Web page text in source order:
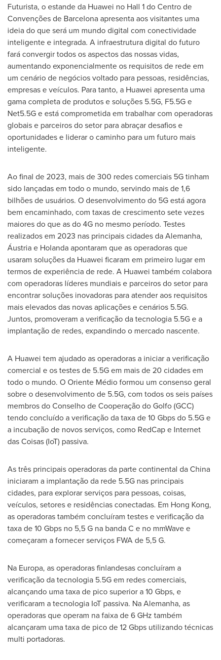
Futurista, o estande da Huawei no Hall 1 do Centro de
Convenções de Barcelonaapresenta aos visitantes uma
ideia do que será um mundo digital com conectividade
inteligente e integrada. A infraestrutura digital do futuro
fará convergir todos os aspectos das nossas vidas,
aumentando exponencialmente os requisitos de rede em
um cenário de negócios voltado para pessoas, residências,
empresas e veículos. Para tanto, a Huawei apresenta uma
gama completa de produtos e soluções 5.5G, F5.5G e
Net5.5G e está comprometida em trabalhar com operadoras
globais e parceiros do setor para abraçar desafios e
oportunidades e liderar o caminho para um futuro mais
inteligente.
Ao final de 2023, mais de 300 redes comerciais 5G tinham
sido lançadas em todo o mundo, servindo mais de 1,6
bilhões de usuários. O desenvolvimento do 5G está agora
bem encaminhado, com taxas de crescimento sete vezes
maiores do que as do 4G no mesmo período. Testes
realizados em 2023 nas principais cidades da Alemanha,
Áustria e Holanda apontaram que as operadoras que
usaram soluções da Huawei ficaram em primeiro lugar em
termos de experiência de rede. A Huawei também colabora
com operadoras líderes mundiais e parceiros do setor para
encontrar soluções inovadoras para atender aos requisitos
mais elevados das novas aplicações e cenários 5.5G.
Juntos, promoveram a verificação da tecnologia 5.5G e a
implantação de redes, expandindo o mercado nascente.
A Huawei tem ajudado as operadoras a iniciar a verificação
comercial e os testes de 5.5G em mais de 20 cidades em
todo o mundo. O Oriente Médio formou um consenso geral
sobre o desenvolvimento de 5.5G, com todos os seis países
membros do Conselho de Cooperação do Golfo (GCC)
tendo concluído a verificação da taxa de 10 Gbps do 5.5G e
a incubação de novos serviços, como RedCap e Internet
das Coisas (IoT) passiva.
As três principais operadoras da parte continental daChina
iniciaram a implantação da rede 5.5G nas principais
cidades, para explorar serviços para pessoas, coisas,
veículos, setores e residências conectadas. Em Hong Kong,
as operadoras também concluíram testes e verificação da
taxa de 10 Gbps no 5,5 G na banda C e no mmWave e
começaram a fornecer serviços FWA de 5,5 G.
Na Europa, as operadoras finlandesas concluíram a
verificação da tecnologia 5.5G em redes comerciais,
alcançando uma taxa de pico superior a 10 Gbps, e
verificaram a tecnologia IoT passiva. Na Alemanha, as
operadoras que operam na faixa de 6 GHz também
alcançaram uma taxa de pico de 12 Gbps utilizando técnicas
multi portadoras.